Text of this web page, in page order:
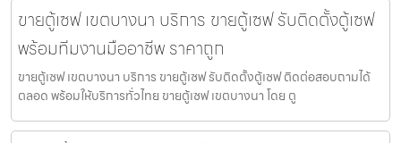
ขายตู้เซฟ เขตบางนา บริการ ขายตู้เซฟ รับติดตั้งตู้เซฟ
พร้อมทีมงานมืออาชีพ ราคาถูก
ขายตู้เซฟ เขตบางนา บริการ ขายตู้เซฟ รับติดตั้งตู้เซฟ ติดต่อสอบถามได้
ตลอด พร้อมให้บริการทั่วไทย ขายตู้เซฟ เขตบางนา โดย ตู